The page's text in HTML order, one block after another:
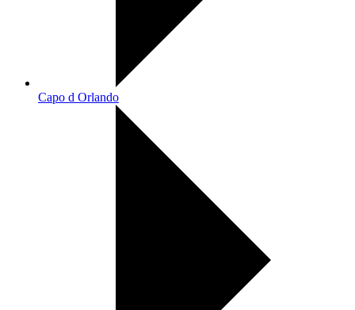
Capo d Orlando